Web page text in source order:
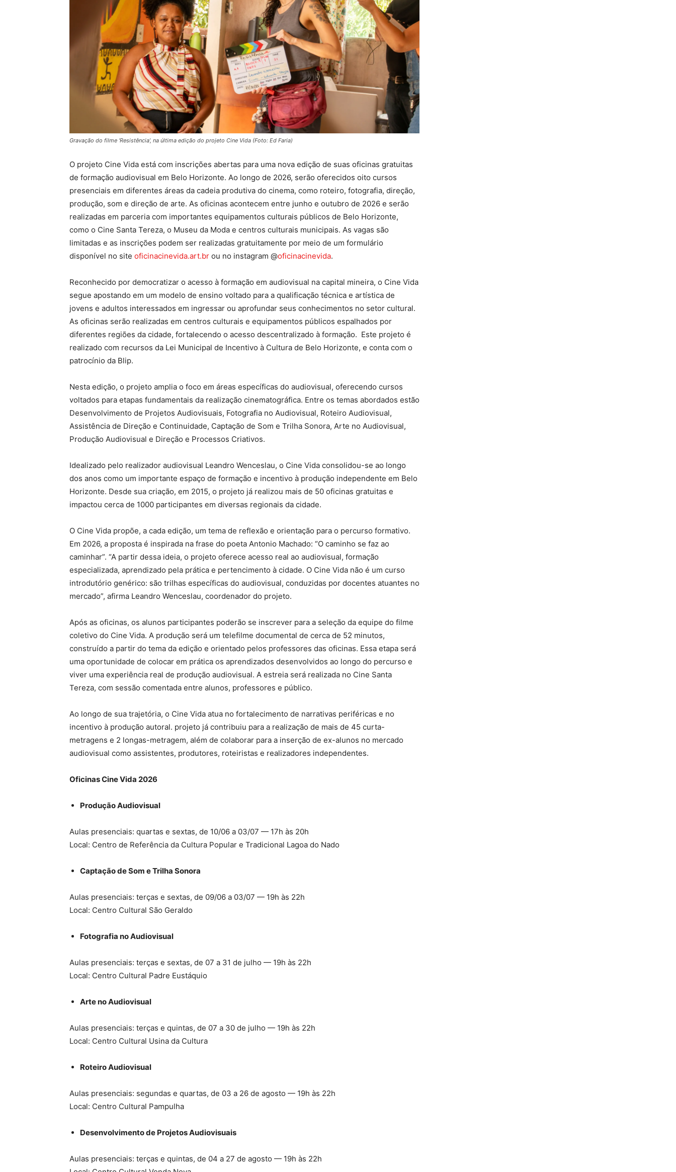
Gravação do filme ‘Resistência’, na última edição do projeto Cine Vida (Foto: Ed Faria)
O projeto Cine Vida está com inscrições abertas para uma nova edição de suas oficinas gratuitas
de formação audiovisual em Belo Horizonte. Ao longo de 2026, serão oferecidos oito cursos
presenciais em diferentes áreas da cadeia produtiva do cinema, como roteiro, fotografia, direção,
produção, som e direção de arte. As oficinas acontecem entre junho e outubro de 2026 e serão
realizadas em parceria com importantes equipamentos culturais públicos de Belo Horizonte,
como o Cine Santa Tereza, o Museu da Moda e centros culturais municipais. As vagas são
limitadas e as inscrições podem ser realizadas gratuitamente por meio de um formulário
disponível no site oficinacinevida.art.br ou no instagram @oficinacinevida.
Reconhecido por democratizar o acesso à formação em audiovisual na capital mineira, o Cine Vida
segue apostando em um modelo de ensino voltado para a qualificação técnica e artística de
jovens e adultos interessados em ingressar ou aprofundar seus conhecimentos no setor cultural.
As oficinas serão realizadas em centros culturais e equipamentos públicos espalhados por
diferentes regiões da cidade, fortalecendo o acesso descentralizado à formação. Este projeto é
realizado com recursos da Lei Municipal de Incentivo à Cultura de Belo Horizonte, e conta com o
patrocínio da Blip.
Nesta edição, o projeto amplia o foco em áreas específicas do audiovisual, oferecendo cursos
voltados para etapas fundamentais da realização cinematográfica. Entre os temas abordados estão
Desenvolvimento de Projetos Audiovisuais, Fotografia no Audiovisual, Roteiro Audiovisual,
Assistência de Direção e Continuidade, Captação de Som e Trilha Sonora, Arte no Audiovisual,
Produção Audiovisual e Direção e Processos Criativos.
Idealizado pelo realizador audiovisual Leandro Wenceslau, o Cine Vida consolidou-se ao longo
dos anos como um importante espaço de formação e incentivo à produção independente em Belo
Horizonte. Desde sua criação, em 2015, o projeto já realizou mais de 50 oficinas gratuitas e
impactou cerca de 1000 participantes em diversas regionais da cidade.
O Cine Vida propõe, a cada edição, um tema de reflexão e orientação para o percurso formativo.
Em 2026, a proposta é inspirada na frase do poeta Antonio Machado: “O caminho se faz ao
caminhar”. “A partir dessa ideia, o projeto oferece acesso real ao audiovisual, formação
especializada, aprendizado pela prática e pertencimento à cidade. O Cine Vida não é um curso
introdutório genérico: são trilhas específicas do audiovisual, conduzidas por docentes atuantes no
mercado”, afirma Leandro Wenceslau, coordenador do projeto.
Após as oficinas, os alunos participantes poderão se inscrever para a seleção da equipe do filme
coletivo do Cine Vida. A produção será um telefilme documental de cerca de 52 minutos,
construído a partir do tema da edição e orientado pelos professores das oficinas. Essa etapa será
uma oportunidade de colocar em prática os aprendizados desenvolvidos ao longo do percurso e
viver uma experiência real de produção audiovisual. A estreia será realizada no Cine Santa
Tereza, com sessão comentada entre alunos, professores e público.
Ao longo de sua trajetória, o Cine Vida atua no fortalecimento de narrativas periféricas e no
incentivo à produção autoral. projeto já contribuiu para a realização de mais de 45 curta-
metragens e 2 longas-metragem, além de colaborar para a inserção de ex-alunos no mercado
audiovisual como assistentes, produtores, roteiristas e realizadores independentes.
Oficinas Cine Vida 2026
Produção Audiovisual
Aulas presenciais: quartas e sextas, de 10/06 a 03/07 — 17h às 20h
Local: Centro de Referência da Cultura Popular e Tradicional Lagoa do Nado
Captação de Som e Trilha Sonora
Aulas presenciais: terças e sextas, de 09/06 a 03/07 — 19h às 22h
Local: Centro Cultural São Geraldo
Fotografia no Audiovisual
Aulas presenciais: terças e sextas, de 07 a 31 de julho — 19h às 22h
Local: Centro Cultural Padre Eustáquio
Arte no Audiovisual
Aulas presenciais: terças e quintas, de 07 a 30 de julho — 19h às 22h
Local: Centro Cultural Usina da Cultura
Roteiro Audiovisual
Aulas presenciais: segundas e quartas, de 03 a 26 de agosto — 19h às 22h
Local: Centro Cultural Pampulha
Desenvolvimento de Projetos Audiovisuais
Aulas presenciais: terças e quintas, de 04 a 27 de agosto — 19h às 22h